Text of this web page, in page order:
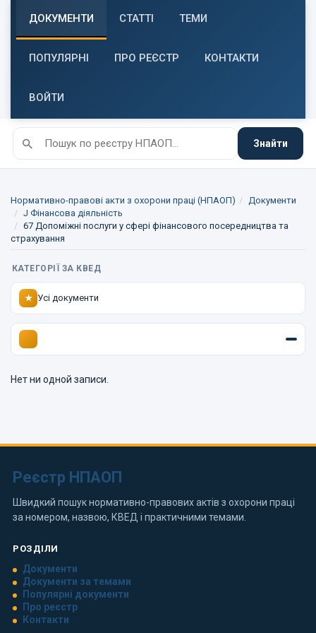
ДОКУМЕНТИ СТАТТІ ТЕМИ
ПОПУЛЯРНІ ПРО РЕЄСТР КОНТАКТИ
ВОЙТИ
Знайти
Нормативно-правові акти з охорони праці (НПАОП)
Документи
J Фінансова діяльність
67 Допоміжні послуги у сфері фінансового посередництва та
страхування
КАТЕГОРІЇ ЗА КВЕД
★ Усі документи
Нет ни одной записи.
Реєстр НПАОП
Швидкий пошук нормативно-правових актів з охорони праці
за номером, назвою, КВЕД і практичними темами.
РОЗДІЛИ
Документи
Документи за темами
Популярні документи
Про реєстр
Контакти